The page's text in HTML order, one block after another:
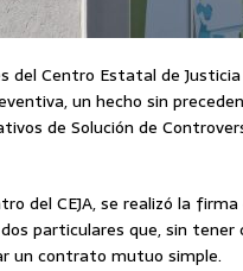
del Centro Estatal de
un hecho sin
de Solución de
del CEJA, se realizó la
particulares que, sin tener
un contrato mutuo simple.